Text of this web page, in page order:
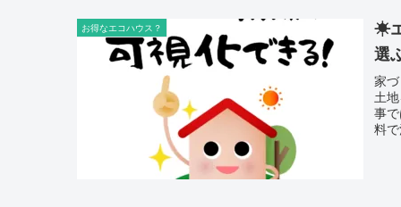
お得なエコハウス？
☀︎
選
家
土
事
料